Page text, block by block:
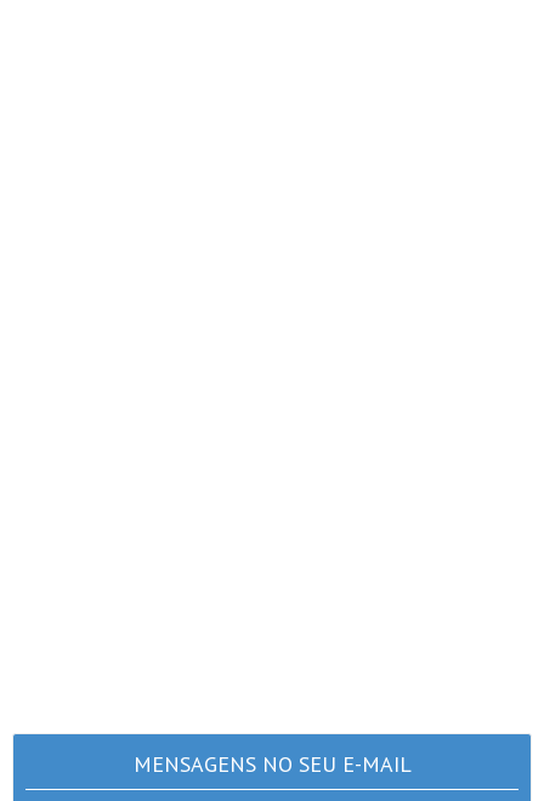
MENSAGENS NO SEU E-MAIL